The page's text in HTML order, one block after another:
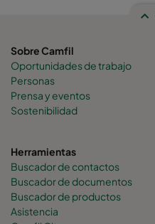
Sobre Camfil
Oportunidades de trabajo
Personas
Prensa y eventos
Sostenibilidad
Herramientas
Buscador de contactos
Buscador de documentos
Buscador de productos
Asistencia